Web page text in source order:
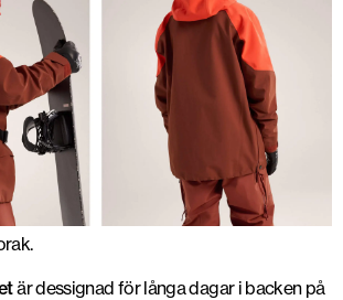
är dessignad för långa dagar i backen på